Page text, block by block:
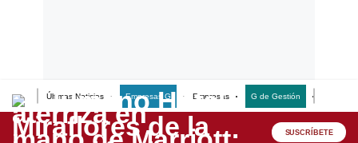
Últimas Noticias Empresas G Empresas G de Gestión
Lo último
Peru Quiosco SUSCRÍBETE